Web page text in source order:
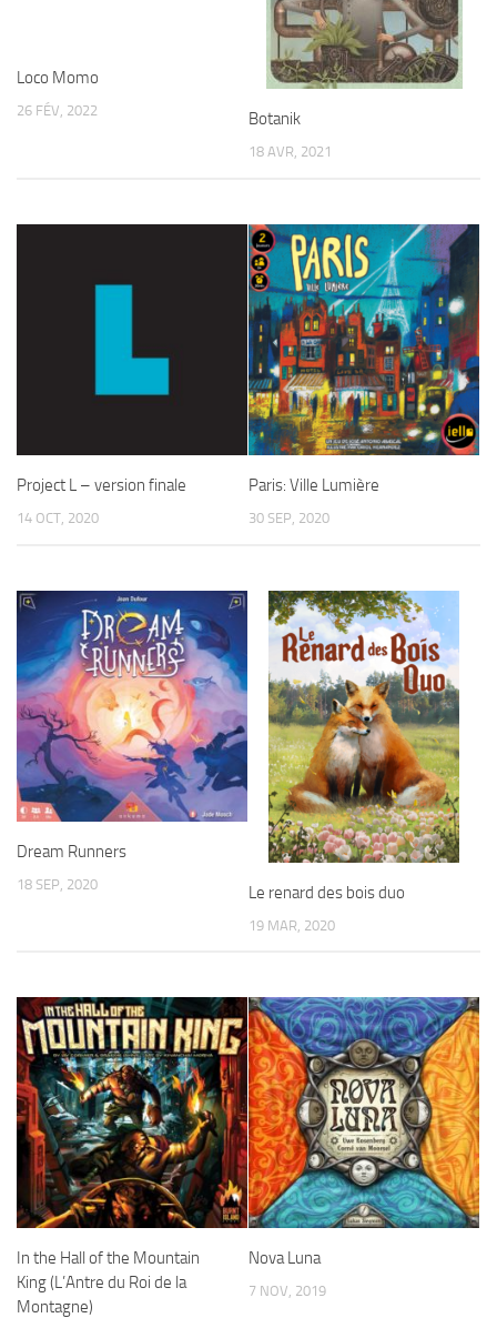
Loco Momo
26 FÉV, 2022 Botanik
18 AVR, 2021
Project L – version finale
14 OCT, 2020
Paris: Ville Lumière
30 SEP, 2020
Dream Runners
18 SEP, 2020 Le renard des bois duo
19 MAR, 2020
In the Hall of the Mountain
King (L’Antre du Roi de la
Montagne)
Nova Luna
7 NOV, 2019